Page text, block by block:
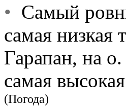
• Самый
самая низкая
Гарапан, на
самая
(Погода)